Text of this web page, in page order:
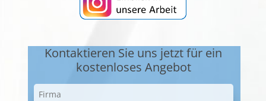
Kontaktieren Sie uns jetzt für ein
kostenloses Angebot